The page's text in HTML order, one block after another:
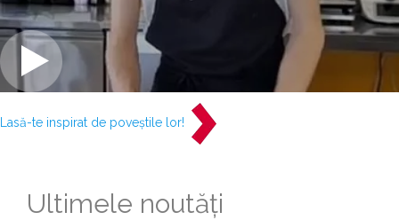
Lasă-te inspirat de poveștile lor!
Ultimele noutăţi